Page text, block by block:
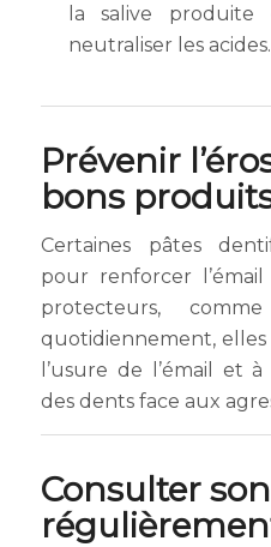
la salive
neutraliser les acides.
Prévenir
bons
Certaines pâtes
pour renforcer
protecteurs,
quotidiennement,
l’usure de l’émail et
des dents face aux
Consulter